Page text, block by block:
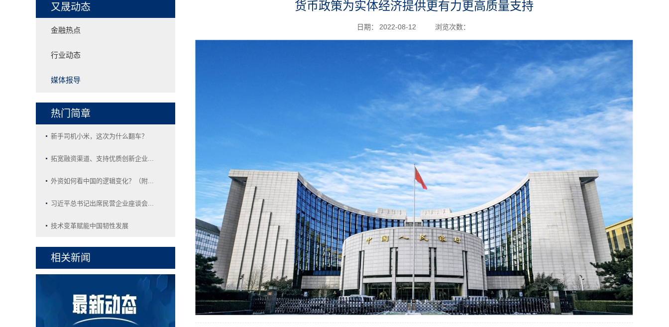
又晟动态
金融热点
行业动态
媒体报导
热门简章
新手司机小米，这次为什么翻车？
拓宽融资渠道、支持优质创新企业...
外资如何看中国的逻辑变化？（附...
习近平总书记出席民营企业座谈会...
技术变革赋能中国韧性发展 ​
相关新闻
货币政策为实体经济提供更有力更高质量支持
日期： 2022-08-12 浏览次数：